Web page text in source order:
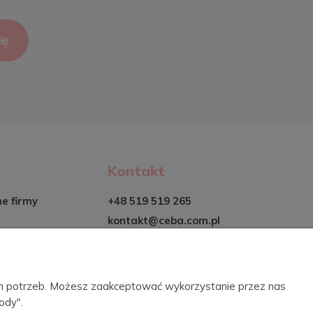
firmy
Kontakt
+48 519 519 265
kontakt@ceba.com.pl
potrzeb. Możesz zaakceptować wykorzystanie przez nas